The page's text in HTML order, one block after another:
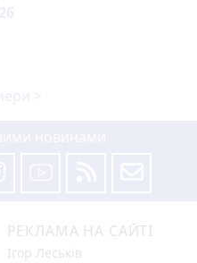
РЕКЛАМА НА САЙТІ
Ігор Леськів